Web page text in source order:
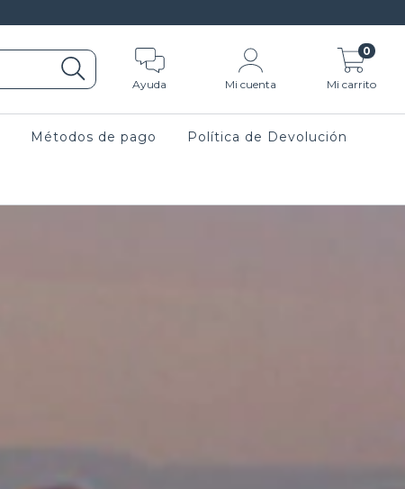
Ayuda Mi cuenta Mi carrito
0
Métodos de pago Política de Devolución